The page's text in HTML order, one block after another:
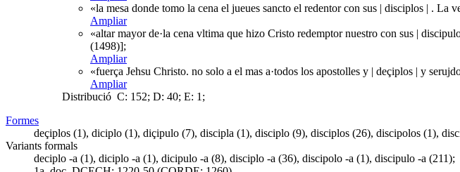
«la mesa donde tomo la cena el jueues sancto el redentor con sus | disciplos | .
Ampliar
«altar mayor de·la cena vltima que hizo Cristo redemptor nuestro con sus |
(1498)];
Ampliar
«fuerça Jehsu Christo. no solo a el mas a·todos los apostolles y | deçiplos | y
Ampliar
Distribució C: 152; D: 40; E: 1;
Formes
deçiplos (1), diciplo (1), diçipulo (7), discipla (1), disciplo (9), disciplos (26), discipolos (1),
Variants formals
deciplo -a (1), diciplo -a (1), dicipulo -a (8), disciplo -a (36), discipolo -a (1), discipulo -a (211);